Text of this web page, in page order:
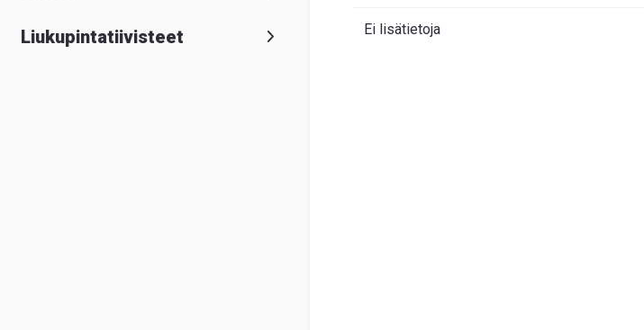
Liukupintatiivisteet
Ei lisätietoja